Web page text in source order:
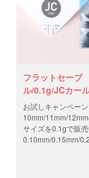
フラットセーブ
ル/0.1g/JCカー
お試しキャンペー
10mm/11mm/
サイズを0.1gで販
0.10mm/0.15mm/
ランドLashvougで
ットセーブルを、